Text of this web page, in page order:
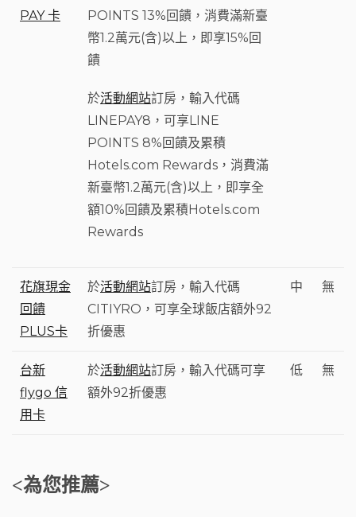
PAY 卡
POINTS 13%回饋，消費滿新臺
幣1.2萬元(含)以上，即享15%回
饋
於活動網站訂房，輸入代碼
LINEPAY8，可享LINE
POINTS 8%回饋及累積
Hotels.com Rewards，消費滿
新臺幣1.2萬元(含)以上，即享全
額10%回饋及累積Hotels.com
Rewards
花旗現金
回饋
PLUS卡
於活動網站訂房，輸入代碼
CITIYRO，可享全球飯店額外92
折優惠
中 無
台新
flygo 信
用卡
於活動網站訂房，輸入代碼可享
額外92折優惠
低 無
<為您推薦>